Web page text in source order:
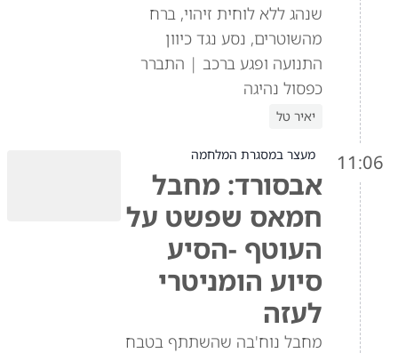
שנהג ללא לוחית זיהוי, ברח
מהשוטרים, נסע נגד כיוון
התנועה ופגע ברכב | התברר
כפסול נהיגה
יאיר טל
11:06 מעצר במסגרת המלחמה
אבסורד: מחבל
חמאס שפשט על
העוטף -הסיע
סיוע הומניטרי
לעזה
מחבל נוח'בה שהשתתף בטבח